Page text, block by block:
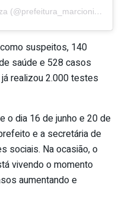
A post shared by Marcionílio Souza (@prefeitura_marcioniliosouza)
suspeitos, 140
saúde e 528 casos
realizou 2.000 testes
o dia 16 de junho e 20 de
e a secretária de
sociais. Na ocasião, o
vivendo o momento
aumentando e